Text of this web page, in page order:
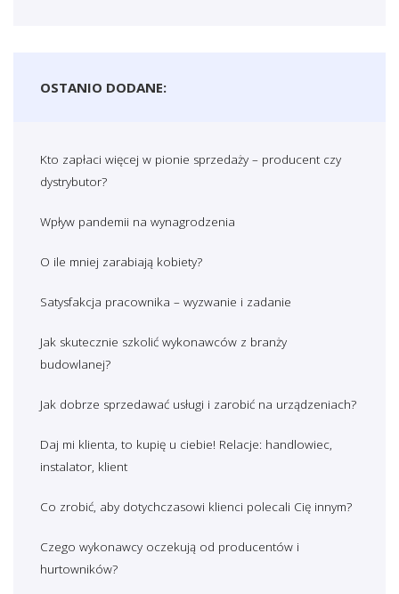
OSTANIO DODANE:
Kto zapłaci więcej w pionie sprzedaży – producent czy
dystrybutor?
Wpływ pandemii na wynagrodzenia
O ile mniej zarabiają kobiety?
Satysfakcja pracownika – wyzwanie i zadanie
Jak skutecznie szkolić wykonawców z branży
budowlanej?
Jak dobrze sprzedawać usługi i zarobić na urządzeniach?
Daj mi klienta, to kupię u ciebie! Relacje: handlowiec,
instalator, klient
Co zrobić, aby dotychczasowi klienci polecali Cię innym?
Czego wykonawcy oczekują od producentów i
hurtowników?